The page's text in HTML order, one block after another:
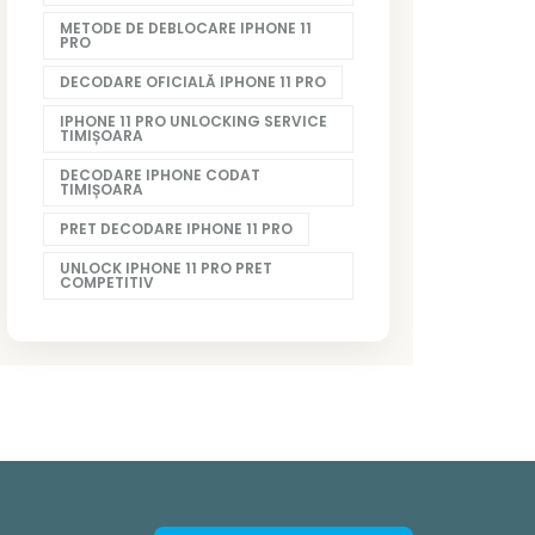
METODE DE DEBLOCARE IPHONE 11
PRO
DECODARE OFICIALĂ IPHONE 11 PRO
IPHONE 11 PRO UNLOCKING SERVICE
TIMIȘOARA
DECODARE IPHONE CODAT
TIMIȘOARA
PRET DECODARE IPHONE 11 PRO
UNLOCK IPHONE 11 PRO PRET
COMPETITIV